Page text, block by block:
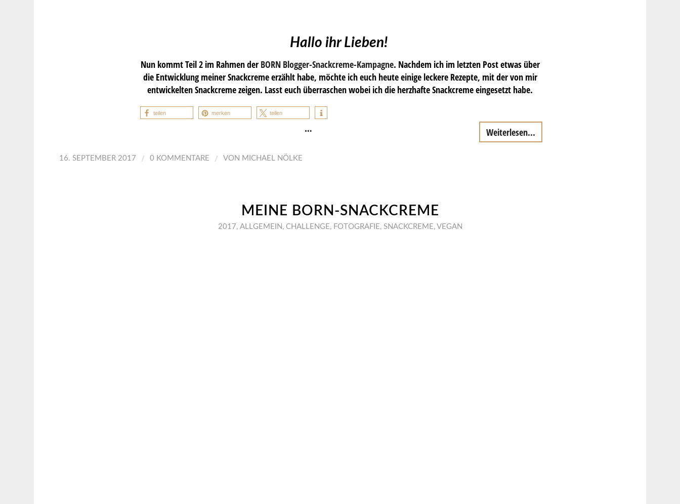
Hallo ihr Lieben!
Nun kommt Teil 2 im Rahmen der BORN Blogger-Snackcreme-Kampagne. Nachdem ich im letzten Post etwas über
die Entwicklung meiner Snackcreme erzählt habe, möchte ich euch heute einige leckere Rezepte, mit der von mir
entwickelten Snackcreme zeigen. Lasst euch überraschen wobei ich die herzhafte Snackcreme eingesetzt habe.
teilen merken teilen
… Weiterlesen...
16. SEPTEMBER 2017 / 0 KOMMENTARE / VON MICHAEL NÖLKE
MEINE BORN-SNACKCREME
2017, ALLGEMEIN , CHALLENGE , FOTOGRAFIE , SNACKCREME , VEGAN